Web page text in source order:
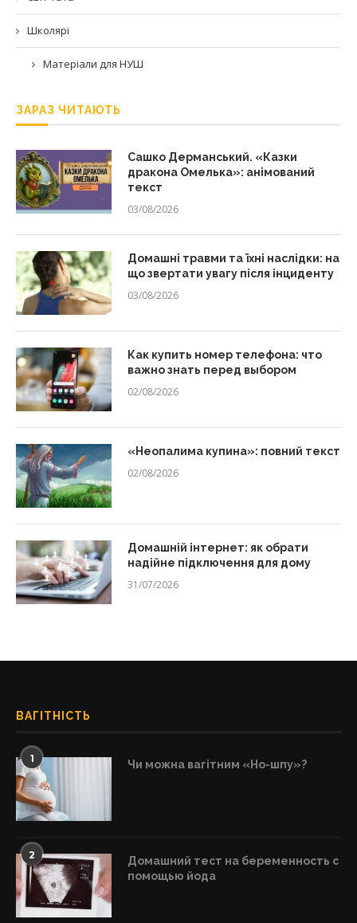
Школярі
Матеріали для НУШ
ЗАРАЗ ЧИТАЮТЬ
Сашко Дерманський. «Казки
дракона Омелька»: анімований
текст
03/08/2026
Домашні травми та їхні наслідки: на
що звертати увагу після інциденту
03/08/2026
Как купить номер телефона: что
важно знать перед выбором
02/08/2026
«Неопалима купина»: повний текст
02/08/2026
Домашній інтернет: як обрати
надійне підключення для дому
31/07/2026
ВАГІТНІСТЬ
1 Чи можна вагітним «Но-шпу»?
2
Домашний тест на беременность с
помощью йода